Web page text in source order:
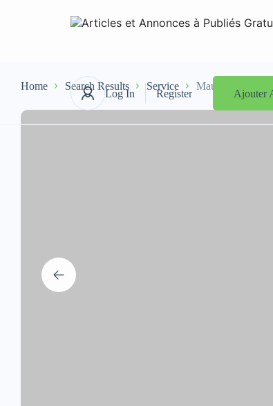
Log In Register Ajouter
Home Search Results Service Mauritanie prix